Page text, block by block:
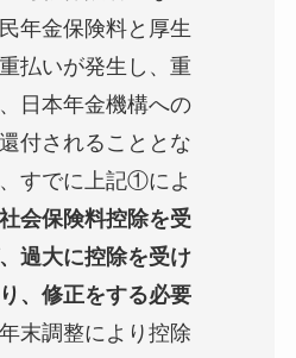
年金保険料と厚生
払いが発生し、重
日本年金機構への
付されることとな
すでに上記①によ
会保険料控除を受
過大に控除を受け
、修正をする必要
末調整により控除